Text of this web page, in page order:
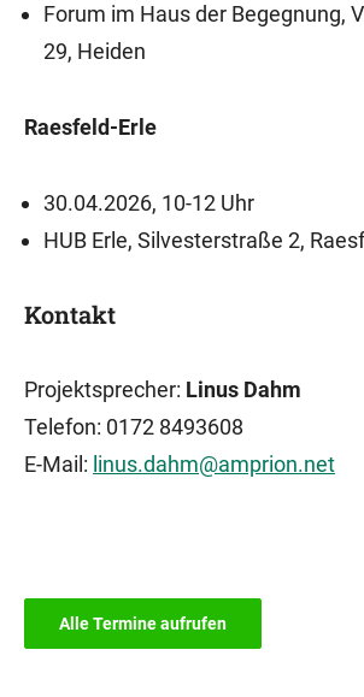
Forum im Haus der Begegnung,
29, Heiden
Raesfeld-Erle
30.04.2026, 10-12 Uhr
HUB Erle, Silvesterstraße 2,
Kontakt
Projektsprecher: Linus Dahm
Telefon: 0172 8493608
E-Mail: linus.dahm@amprion.net
Alle Termine aufrufen